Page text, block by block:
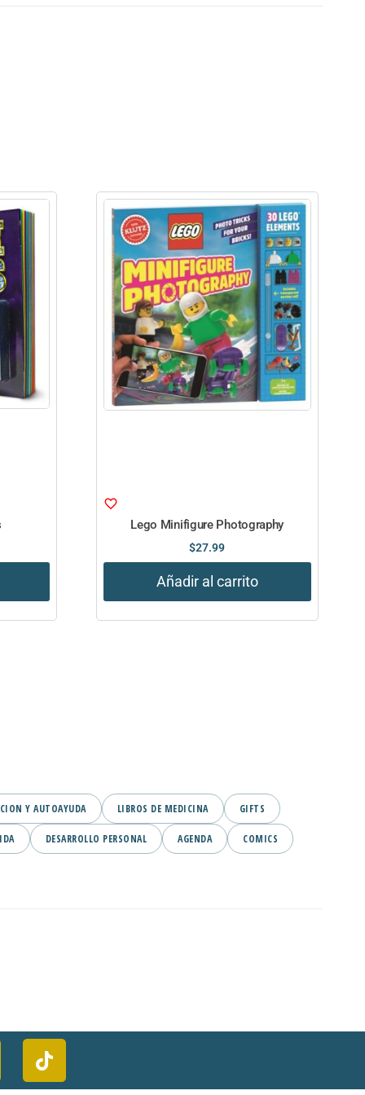
Lego Minifigure Photography
$27.99
Añadir al carrito
Y AUTOAYUDA LIBROS DE MEDICINA GIFTS
DESARROLLO PERSONAL AGENDA COMICS